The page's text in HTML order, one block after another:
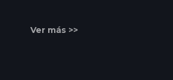
Ver más >>